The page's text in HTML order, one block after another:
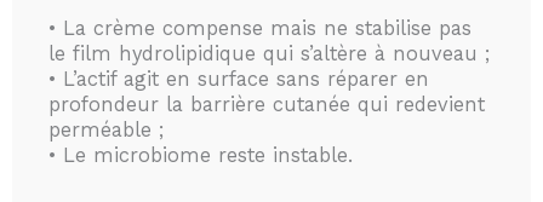
• La crème compense mais ne stabilise pas
le film hydrolipidique qui s’altère à nouveau ;
• L’actif agit en surface sans réparer en
profondeur la barrière cutanée qui redevient
perméable ;
• Le microbiome reste instable.